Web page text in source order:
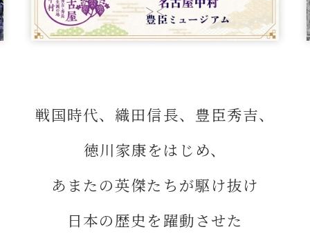
秀吉関連 史跡 一覧
戦国時代、織田信長、豊臣秀吉、
徳川家康をはじめ、
あまたの英傑たちが駆け抜け
日本の歴史を躍動させた